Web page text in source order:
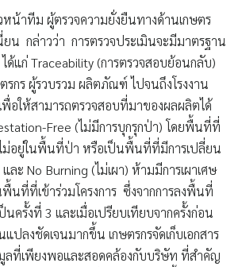
น้าทีม ผู้ตรวจความยั่งยืนทางด้านเกษตร
น กล่าวว่า การตรวจประเมินจะมีมาตรฐาน
ด้แก่ Traceability (การตรวจสอบย้อนกลับ)
รกร ผู้รวบรวม ผลิตภัณฑ์ ไปจนถึงโรงงาน
อให้สามารถตรวจสอบที่มาของผลผลิตได้
Free (ไม่มีการบุกรุกป่า) โดยพื้นที่ที่
ไม่อยู่ในพื้นที่ป่า หรือเป็นพื้นที่ที่มีการเปลี่ยน
ะ No Burning (ไม่เผา) ห้ามมีการเผาเศษ
พื้นที่ที่เข้าร่วมโครงการ ซึ่งจากการลงพื้นที่
นครั้งที่ 3 และเมื่อเปรียบเทียบจากครั้งก่อน
ปลงชัดเจนมากขึ้น เกษตรกรจัดเก็บเอกสาร
ลที่เพียงพอและสอดคล้องกับบริษัท ที่สำคัญ